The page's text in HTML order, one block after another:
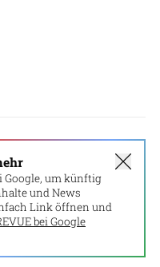
Google, um künftig
und News
Link öffnen und
bei Google